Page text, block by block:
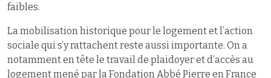
faibles.
La mobilisation historique pour le logement et l’action
sociale qui s’y rattachent reste aussi importante. On a
notamment en tête le travail de plaidoyer et d’accès au
logement mené par la Fondation Abbé Pierre en France